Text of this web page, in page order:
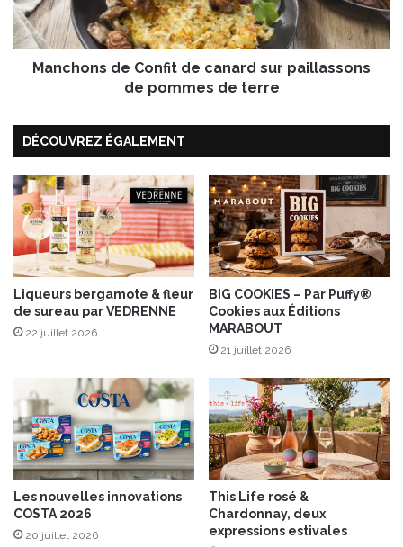
d
’
A
c
e
L
i
r
e
A
z
u
o
u
v
r
a
y
2
0
n
s
d
n
i
t
d
c
a
n
a
r
d
p
a
i
l
l
a
s
s
Manchons de Confit de canard sur paillassons
de pommes de terre
DÉCOUVREZ ÉGALEMENT
Liqueurs bergamote & fleur
de sureau par VEDRENNE
22 juillet 2026
BIG COOKIES – Par Puffy®
Cookies aux Éditions
MARABOUT
21 juillet 2026
Les nouvelles innovations
COSTA 2026
20 juillet 2026
This Life rosé &
Chardonnay, deux
expressions estivales